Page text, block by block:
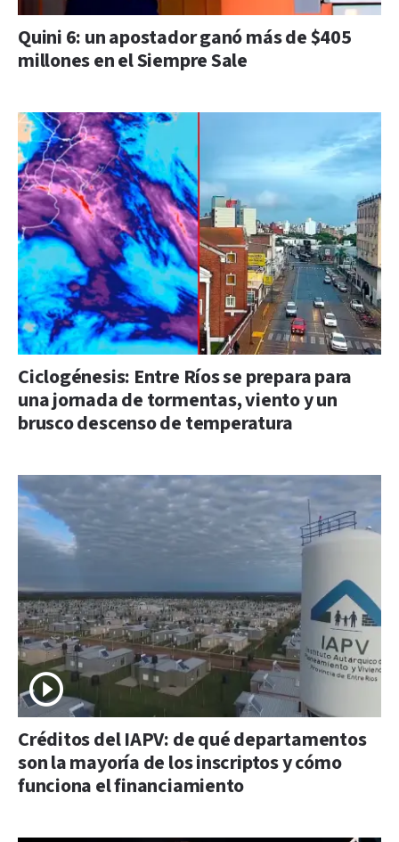
Quini 6: un apostador ganó más de $405
millones en el Siempre Sale
Ciclogénesis: Entre Ríos se prepara para
una jornada de tormentas, viento y un
brusco descenso de temperatura
Créditos del IAPV: de qué departamentos
son la mayoría de los inscriptos y cómo
funciona el financiamiento